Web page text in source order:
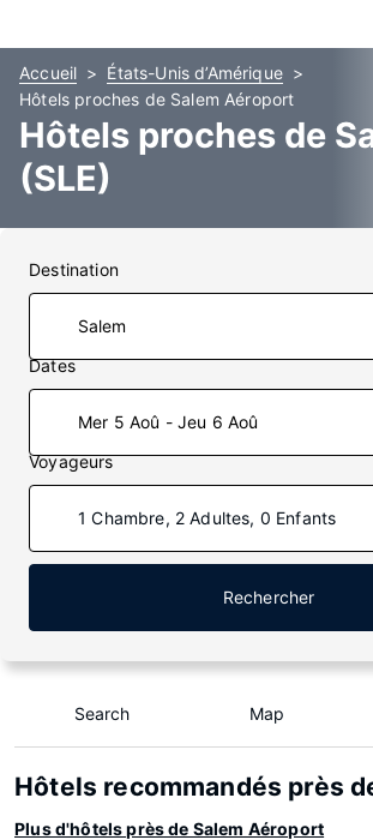
Accueil
États-Unis d’Amérique
Hôtels proches de Salem Aéroport
Hôtels proches de
(SLE)
Destination
Dates
Mer 5 Aoû - Jeu 6 Aoû
Voyageurs
1 Chambre, 2 Adultes, 0 Enfants
Rechercher
Search Map
Hôtels recommandés près
Plus d'hôtels près de Salem Aéroport